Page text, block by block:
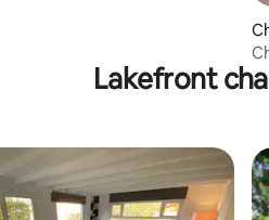
Lakefront